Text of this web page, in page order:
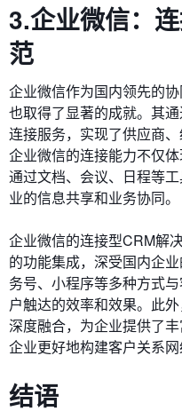
3.企业微信：
范
企业微信作为国内领先的
也取得了显著的成就。其
连接服务，实现了供应商
企业微信的连接能力不仅
通过文档、会议、日程等
业的信息共享和业务协同。
企业微信的连接型CRM解
的功能集成，深受国内企
务号、小程序等多种方式
户触达的效率和效果。此
深度融合，为企业提供了
企业更好地构建客户关系网
结语